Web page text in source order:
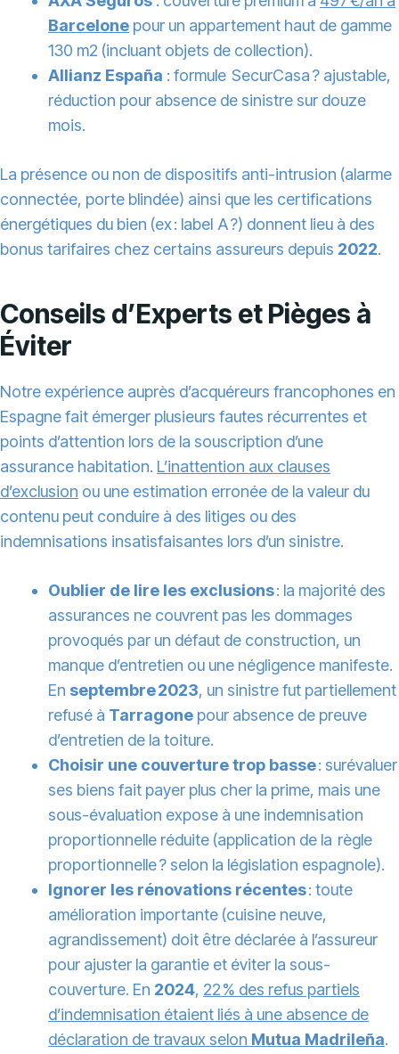
Barcelone pour un appartement haut de gamme
130 m2 (incluant objets de collection).
Allianz España : formule SecurCasa ? ajustable,
réduction pour absence de sinistre sur douze
mois.
La présence ou non de dispositifs anti-intrusion (alarme
connectée, porte blindée) ainsi que les certifications
énergétiques du bien (ex : label A ?) donnent lieu à des
bonus tarifaires chez certains assureurs depuis 2022.
Conseils d’Experts et Pièges à
Éviter
Notre expérience auprès d’acquéreurs francophones en
Espagne fait émerger plusieurs fautes récurrentes et
points d’attention lors de la souscription d’une
assurance habitation. L’inattention aux clauses
d’exclusion ou une estimation erronée de la valeur du
contenu peut conduire à des litiges ou des
indemnisations insatisfaisantes lors d’un sinistre.
Oublier de lire les exclusions: la majorité des
assurances ne couvrent pas les dommages
provoqués par un défaut de construction, un
manque d’entretien ou une négligence manifeste.
En septembre 2023, un sinistre fut partiellement
refusé à Tarragone pour absence de preuve
d’entretien de la toiture.
Choisir une couverture trop basse: surévaluer
ses biens fait payer plus cher la prime, mais une
sous-évaluation expose à une indemnisation
proportionnelle réduite (application de la règle
proportionnelle ? selon la législation espagnole).
Ignorer les rénovations récentes: toute
amélioration importante (cuisine neuve,
agrandissement) doit être déclarée à l’assureur
pour ajuster la garantie et éviter la sous-
couverture. En 2024, 22 % des refus partiels
d’indemnisation étaient liés à une absence de
déclaration de travaux selon Mutua Madrileña.